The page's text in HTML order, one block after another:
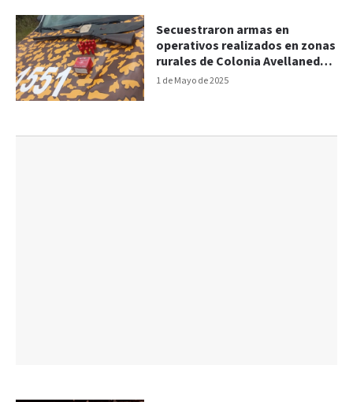
1 de Mayo de 2025
Secuestraron armas en
operativos realizados en zonas
rurales de Colonia Avellaneda y
Villa Urquiza